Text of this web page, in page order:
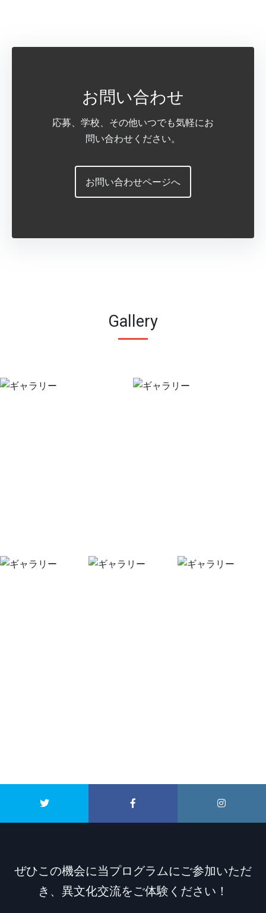
お問い合わせ
応募、学校、その他いつでも気軽にお
問い合わせください。
お問い合わせページへ
Gallery
ぜひこの機会に当プログラムにご参加いただ
き、異文化交流をご体験ください！